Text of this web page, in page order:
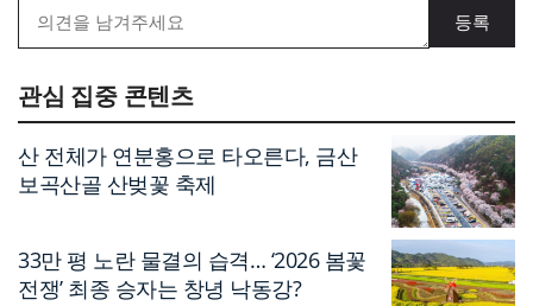
관심 집중 콘텐츠
산 전체가 연분홍으로 타오른다, 금산
보곡산골 산벚꽃 축제
33만 평 노란 물결의 습격… ‘2026 봄꽃
전쟁’ 최종 승자는 창녕 낙동강?